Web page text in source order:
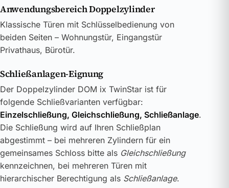
Anwendungsbereich Doppelzylinder
Klassische Türen mit Schlüsselbedienung von
beiden Seiten – Wohnungstür, Eingangstür
Privathaus, Bürotür.
Schließanlagen-Eignung
Der Doppelzylinder DOM ix TwinStar ist für
folgende Schließvarianten verfügbar:
Einzelschließung, Gleichschließung, Schließanlage.
Die Schließung wird auf Ihren Schließplan
abgestimmt – bei mehreren Zylindern für ein
gemeinsames Schloss bitte als Gleichschließung
kennzeichnen, bei mehreren Türen mit
hierarchischer Berechtigung als Schließanlage.